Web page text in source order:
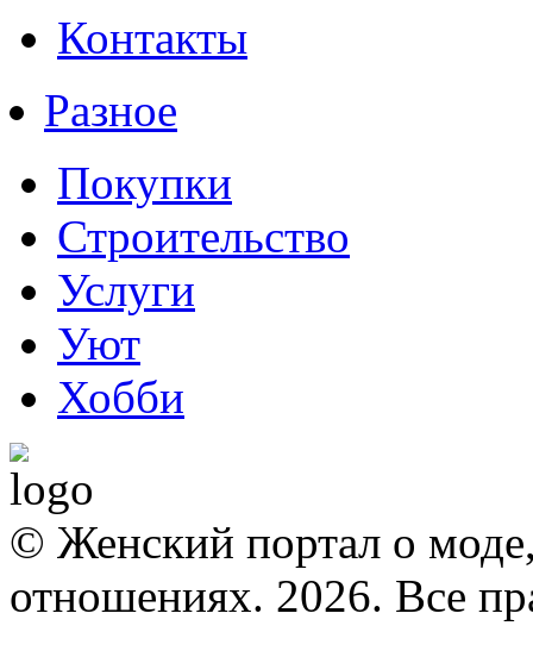
Контакты
Разное
Покупки
Строительство
Услуги
Уют
Хобби
© Женский портал о
отношениях. 2026. Все